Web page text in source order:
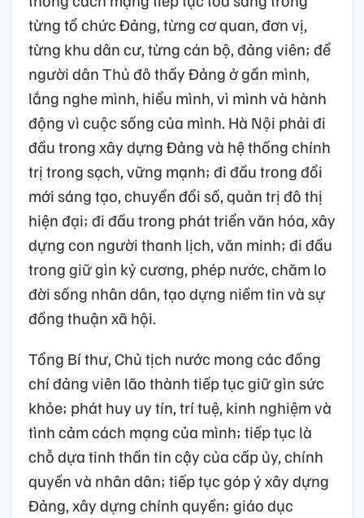
từng tổ chức Đảng, từng cơ quan, đơn vị,
từng khu dân cư, từng cán bộ, đảng viên; để
người dân Thủ đô thấy Đảng ở gần mình,
lắng nghe mình, hiểu mình, vì mình và hành
động vì cuộc sống của mình. Hà Nội phải đi
đầu trong xây dựng Đảng và hệ thống chính
trị trong sạch, vững mạnh; đi đầu trong đổi
mới sáng tạo, chuyển đổi số, quản trị đô thị
hiện đại; đi đầu trong phát triển văn hóa, xây
dựng con người thanh lịch, văn minh; đi đầu
trong giữ gìn kỷ cương, phép nước, chăm lo
đời sống nhân dân, tạo dựng niềm tin và sự
đồng thuận xã hội.
Tổng Bí thư, Chủ tịch nước mong các đồng
chí đảng viên lão thành tiếp tục giữ gìn sức
khỏe; phát huy uy tín, trí tuệ, kinh nghiệm và
tình cảm cách mạng của mình; tiếp tục là
chỗ dựa tinh thần tin cậy của cấp ủy, chính
quyền và nhân dân; tiếp tục góp ý xây dựng
Đảng, xây dựng chính quyền; giáo dục